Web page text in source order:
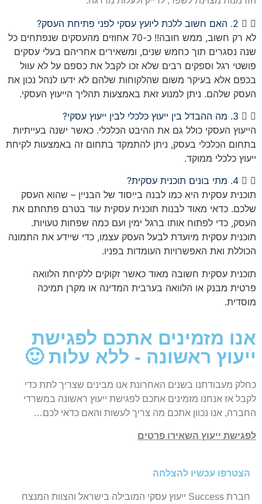
2. האם חשוב ללכת ליועץ עסקי לפני פתיחת העסק?
לא רק חשוב, ממש חובה!! כ-70 אחוזים מהעסקים שנפתחים כל
שנה נסגרים תוך כחמש שנים, ומשאירים אחריהם בעלי עסקים
פושטי רגל וספקים רבים שלא זכו לקבל את כספם על לא עוול
בכפם אלא בעיקר משום שהלקוחות שלהם לא ידעו לנהל נכון את
העסק שלהם. ניתן למנוע זאת באמצעות תהליך הייעוץ העסקי.
3. מה ההבדל בין ייעוץ כלכלי לבין ייעוץ עסקי?
הייעוץ העסקי כולל גם את ההיבט הכלכלי. כאשר ישנה בעייתיות
בתחום הכלכלי בעסק, ניתן להתמקד בתחום זה באמצעות לקיחת
ייעוץ כלכלי ממוקד.
4. מתי בונים תוכנית עסקית?
תוכנית עסקית היא כמו לבנה בייסוד של הבניין – שהוא העסק
שלכם. כדאי מאוד לבנות תוכנית עסקית עוד בטרם פתחתם את
העסק, כדי לפתוח אותו ברגל ימין ועם כמה שפחות טעויות.
תוכנית עסקית מיועדת לבעל העסק עצמו, כדי שיידע את התמונה
הכוללת ואת האפשרויות העומדות בפניו.
תוכנית עסקית חשובה מאוד כאשר זקוקים ללקיחת הלוואה
פרטית מבנק או הלוואה בערבית המדינה או מקרן תמיכה
מוסדית.
אנו מזמינים אתכם לפגישת
ייעוץ ראשונה - ללא עלות 🙂
כחלק מעבודתנו בשנים האחרונת אנו מבינים שצריך לתת כדי
לקבל אז אנחנו מזמינים אתכם לפגישת ייעוץ ראשונה במשרדי
החברה, אנו נכוון אתכם מה צריך לעשות והאם כדאי לכם…
לפגישת ייעוץ השאירו פרטים
הצטרפו עכשיו להצלחה
חברת Success ייעוץ עסקי המובילה בישראל והצוות המנצח